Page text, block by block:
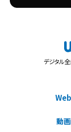
デジタル
Web
動画